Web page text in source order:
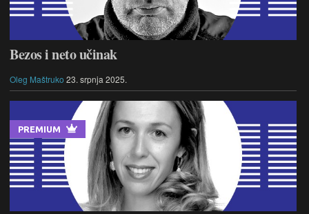
Bezos i neto učinak
Oleg Maštruko 23. srpnja 2025.
PREMIUM